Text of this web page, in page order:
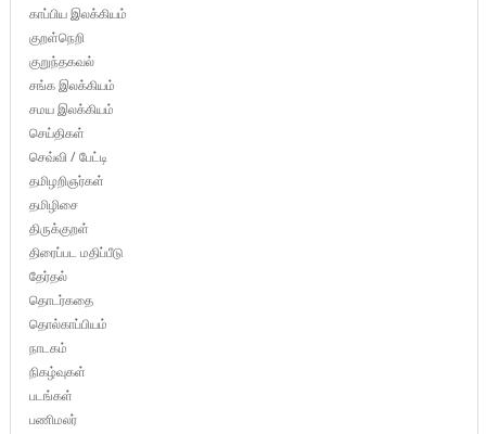
காப்பிய இலக்கியம்
குறள்நெறி
குறுந்தகவல்
சங்க இலக்கியம்
சமய இலக்கியம்
செய்திகள்
செவ்வி / பேட்டி
தமிழறிஞர்கள்
தமிழிசை
திருக்குறள்
திரைப்பட மதிப்பீடு
தேர்தல்
தொடர்கதை
தொல்காப்பியம்
நாடகம்
நிகழ்வுகள்
படங்கள்
பணிமலர்